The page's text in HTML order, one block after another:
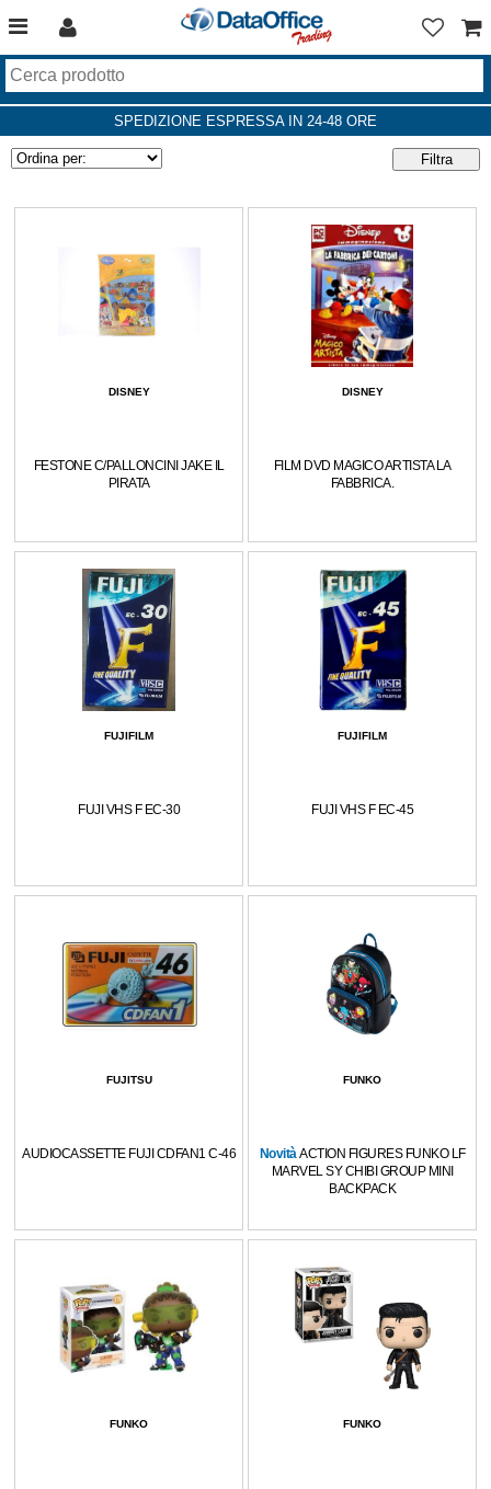
SPEDIZIONE ESPRESSA IN 24-48 ORE
DISNEY
FESTONE C/PALLONCINI JAKE IL
PIRATA
DISNEY
FILM DVD MAGICO ARTISTA LA
FABBRICA.
FUJIFILM
FUJI VHS F EC-30
FUJIFILM
FUJI VHS F EC-45
FUJITSU
AUDIOCASSETTE FUJI CDFAN1 C-46
FUNKO
NovitàACTION FIGURES FUNKO LF
MARVEL SY CHIBI GROUP MINI
BACKPACK
FUNKO FUNKO